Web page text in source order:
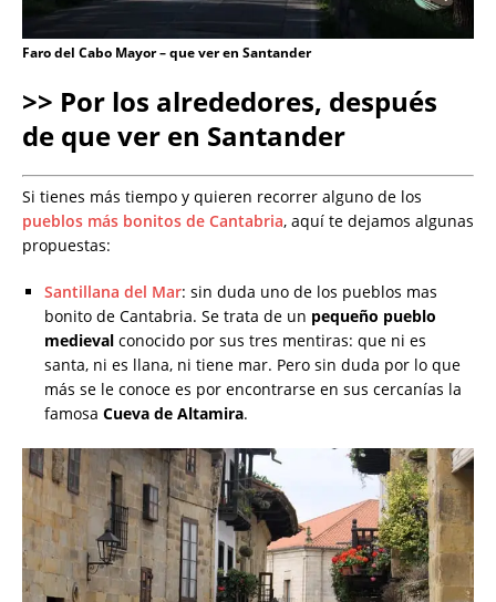
Faro del Cabo Mayor – que ver en Santander
>> Por los alrededores, después
de que ver en Santander
Si tienes más tiempo y quieren recorrer alguno de los
pueblos más bonitos de Cantabria, aquí te dejamos algunas
propuestas:
Santillana del Mar: sin duda uno de los pueblos mas
bonito de Cantabria. Se trata de un pequeño pueblo
medieval conocido por sus tres mentiras: que ni es
santa, ni es llana, ni tiene mar. Pero sin duda por lo que
más se le conoce es por encontrarse en sus cercanías la
famosa Cueva de Altamira.